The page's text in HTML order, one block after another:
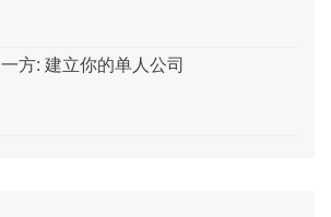
一方: 建立你的单人公司